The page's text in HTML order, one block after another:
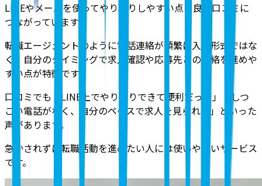
LINEやメールを使ってやり取りしやすい点も良い口コミに
つながっています。
転職エージェントのように電話連絡が頻繁に入る形式ではな
く、自分のタイミングで求人確認や応募先との連絡を進めや
すい点が特徴です。
口コミでも「LINE上でやり取りできて便利だった」「しつ
こい電話がなく、自分のペースで求人を見られた」といった
声 があります。
急かされずに転職活動を進めたい人には使いやすいサービス
です。